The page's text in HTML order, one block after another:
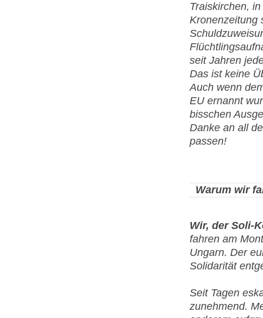
Traiskirchen,
Kronenzeitung
seit Jahren
Das ist keine
Auch wenn
EU ernannt
bisschen
Danke an all
passen!
Warum wir
Wir, der Soli-
fahren am
Ungarn. Der
Solidarität
Seit Tagen
zunehmend.